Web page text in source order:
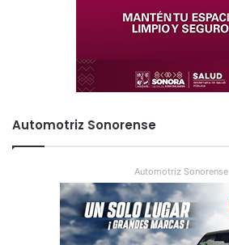
Automotriz Sonorense
Automotriz Sonorense